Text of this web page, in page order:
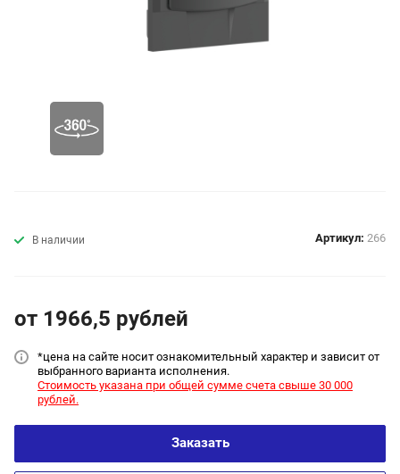
В наличии Артикул: 266
от 1966,5 рублей
*цена на сайте носит ознакомительный характер и зависит от
выбранного варианта исполнения.
Стоимость указана при общей сумме счета свыше 30 000
рублей.
Заказать